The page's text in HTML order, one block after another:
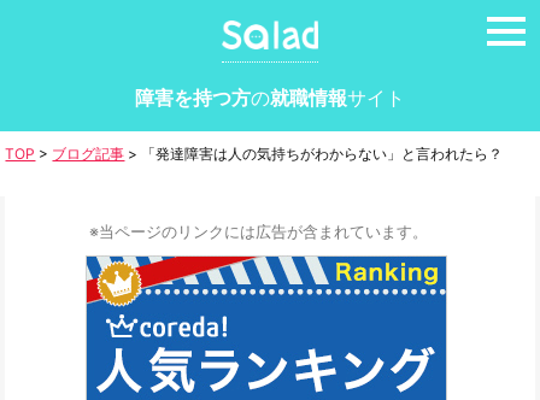
障害を持つ方の就職情報サイト
TOP > ブログ記事 > 「発達障害は人の気持ちがわからない」と言われたら？
※当ページのリンクには広告が含まれています。